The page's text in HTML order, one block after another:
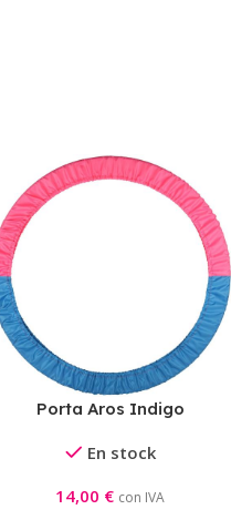
Porta Aros Indigo
En stock
14,00 € con IVA